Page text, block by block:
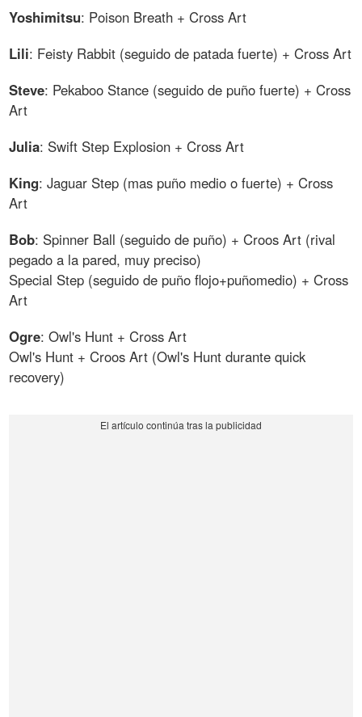
Yoshimitsu: Poison Breath + Cross Art
Lili: Feisty Rabbit (seguido de patada fuerte) + Cross Art
Steve: Pekaboo Stance (seguido de puño fuerte) + Cross
Art
Julia: Swift Step Explosion + Cross Art
King: Jaguar Step (mas puño medio o fuerte) + Cross
Art
Bob: Spinner Ball (seguido de puño) + Croos Art (rival
pegado a la pared, muy preciso)
Special Step (seguido de puño flojo+puñomedio) + Cross
Art
Ogre: Owl's Hunt + Cross Art
Owl's Hunt + Croos Art (Owl's Hunt durante quick
recovery)